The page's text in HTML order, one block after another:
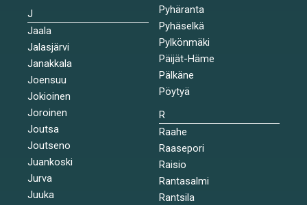
J
Jaala
Jalasjärvi
Janakkala
Joensuu
Jokioinen
Joroinen
Joutsa
Joutseno
Juankoski
Jurva
Juuka
Pyhäranta
Pyhäselkä
Pylkönmäki
Päijät-Häme
Pälkäne
Pöytyä
R
Raahe
Raasepori
Raisio
Rantasalmi
Rantsila